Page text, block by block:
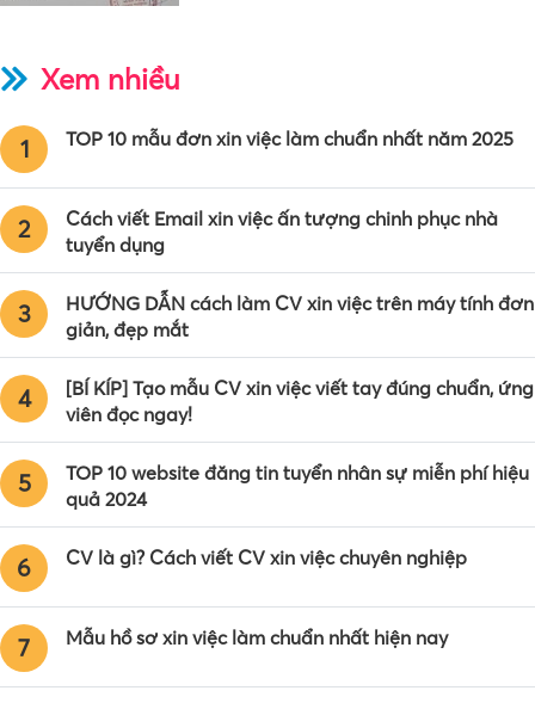
Xem nhiều
1 TOP 10 mẫu đơn xin việc làm chuẩn nhất năm 2025
2
Cách viết Email xin việc ấn tượng chinh phục nhà
tuyển dụng
3
HƯỚNG DẪN cách làm CV xin việc trên máy tính đơn
giản, đẹp mắt
4
[BÍ KÍP] Tạo mẫu CV xin việc viết tay đúng chuẩn, ứng
viên đọc ngay!
5
TOP 10 website đăng tin tuyển nhân sự miễn phí hiệu
quả 2024
6 CV là gì? Cách viết CV xin việc chuyên nghiệp
7 Mẫu hồ sơ xin việc làm chuẩn nhất hiện nay